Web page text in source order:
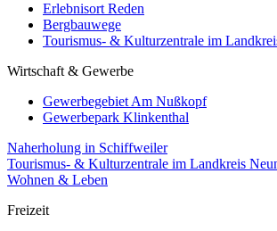
Erlebnisort Reden
Bergbauwege
Tourismus- & Kulturzentrale im
Wirtschaft & Gewerbe
Gewerbegebiet Am Nußkopf
Gewerbepark Klinkenthal
Naherholung in Schiffweiler
Tourismus- & Kulturzentrale im Landkreis
Wohnen & Leben
Freizeit